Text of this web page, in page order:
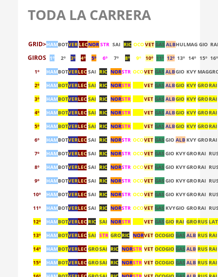
TODA LA CARRERA
GRID>HAMBOTVERLECNORSTR SAI RIC OCOVETGAS ALBHULMAG GIO RAI
GIROS 1º 2º 3º 4º 5º 6º 7º 8º 9º 10º 11º 12º 13º 14º 15º 16º
1º
HAMBOTVERLEC SAI RIC NORSTR OCOVET GAS ALBGIO KVY MAG
2º
HAMBOTVERLEC SAI RIC NORSTR VET GAS ALBGIO KVY GRORAI
3º
HAMBOTVERLEC SAI RIC NORSTR VET GAS ALBGIO KVY GRORAI
4º
HAMBOTVERLEC SAI RIC NORSTR VET GAS ALBGIO KVY GRORAI
5º
HAMBOTVERLEC SAI RIC NORSTR VET GAS ALBGIO KVY GRORAI
6º
HAMBOTVERLEC SAI RIC NORSTR OCOVET GAS GIO ALB KVY GRORAI
7º
HAMBOTVERLEC SAI RIC NORSTR OCOVET GAS GIO KVYGRORAI
8º
HAMBOTVERLEC SAI RIC NORSTR OCOVET GAS GIO KVYGRORAI
9º
HAMBOTVERLEC SAI RIC NORSTR OCOVET GAS GIO KVYGRORAI
10º
HAMBOTVERLEC SAI RIC NORSTR OCOVET GAS GIO KVYGRORAI
11º
HAMBOTVERLEC SAI RIC NORSTR OCOVET GAS KVYGIO GRORAI
12º
HAMBOTVERLEC RIC SAI NORSTR VET GAS GIO RAI GRORUS LAT
13º
HAMBOTVERLEC SAI STR GRORIC NORVET OCOGIO GAS ALB RUS RAI
14º
HAMBOTVERLEC GROSAI RIC NORSTR VET OCOGIO GAS ALB RUS RAI
15º
HAMBOTVERLEC GROSAI RIC NORSTR VET OCOGIO GAS ALB RUS RAI